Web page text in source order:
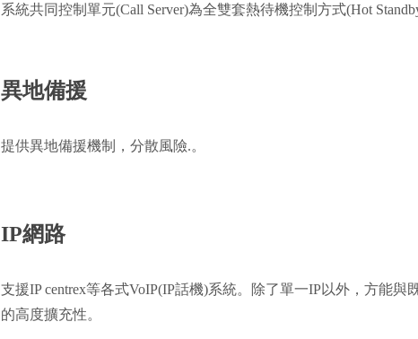
系統共同控制單元(Call Server)為全雙套熱待機控制方式(Hot Standby
異地備援
提供異地備援機制，分散風險.。
IP網路
支援IP centrex等各式VoIP(IP話機)系統。除了單一IP以外，方能
的高度擴充性。